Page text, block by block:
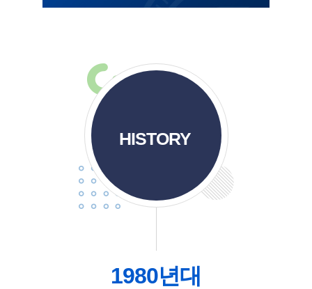
HISTORY
1980년대